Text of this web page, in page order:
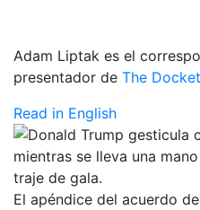
Adam Liptak es el
presentador de The Docket
Read in English
El apéndice del acuerdo